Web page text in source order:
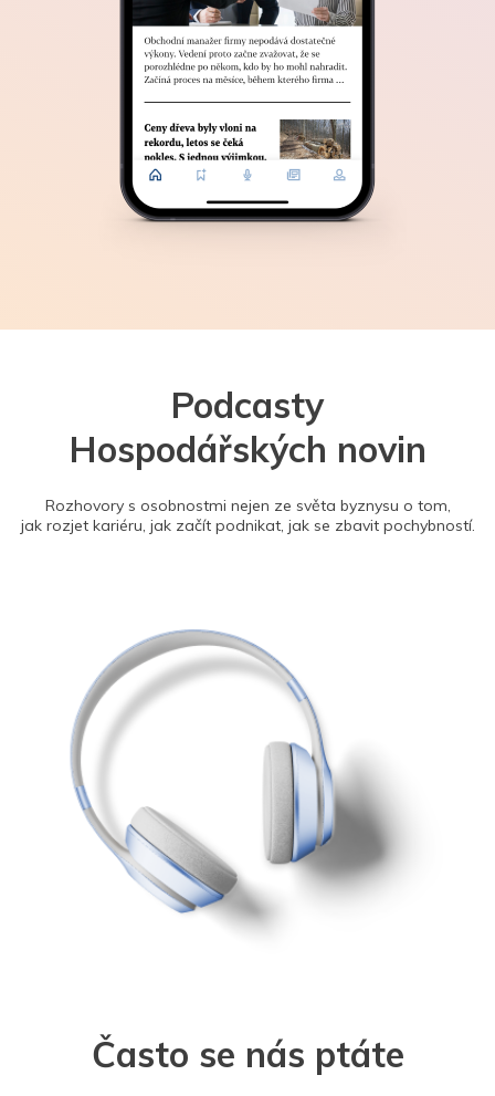
Podcasty
Hospodářských novin
Rozhovory s osobnostmi nejen ze světa byznysu o tom,
jak rozjet kariéru, jak začít podnikat, jak se zbavit pochybností.
Často se nás ptáte